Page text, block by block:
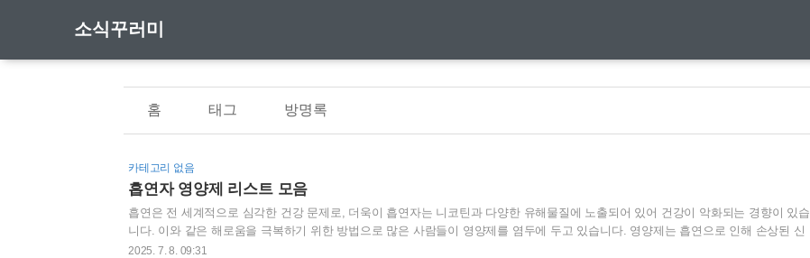
소식꾸러미
홈 태그 방명록
카테고리 없음
흡연자 영양제 리스트 모음
흡연은 전 세계적으로 심각한 건강 문제로, 더욱이 흡연자는 니코틴과 다양한 유해물질에 노출되어 있어 건강이 악화되는 경향이 있습
니다. 이와 같은 해로움을 극복하기 위한 방법으로 많은 사람들이 영양제를 염두에 두고 있습니다. 영양제는 흡연으로 인해 손상된 신
체 기능을 회복시키고, 면역력을 강화하여 흡연의 부정적인 영향을 완화하는 데 도움을 줄 수 있습니다. 본 블로그 글에서는 흡연자에
2025. 7. 8. 09:31